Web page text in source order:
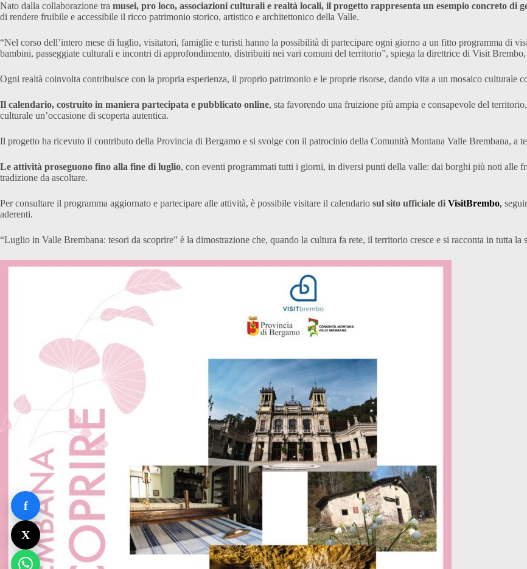
Nato dalla collaborazione tra musei, pro loco, associazioni culturali e realtà locali, il progetto rappresenta un esempio concreto di
di rendere fruibile e accessibile il ricco patrimonio storico, artistico e architettonico della Valle.
“Nel corso dell’intero mese di luglio, visitatori, famiglie e turisti hanno la possibilità di partecipare ogni giorno a un fitto programma di
bambini, passeggiate culturali e incontri di approfondimento, distribuiti nei vari comuni del territorio”, spiega la direttrice di Visit
Ogni realtà coinvolta contribuisce con la propria esperienza, il proprio patrimonio e le proprie risorse, dando vita a un mosaico culturale
Il calendario, costruito in maniera partecipata e pubblicato online, sta favorendo una fruizione più ampia e consapevole del
culturale un’occasione di scoperta autentica.
Il progetto ha ricevuto il contributo della Provincia di Bergamo e si svolge con il patrocinio della Comunità Montana Valle Brembana, a
Le attività proseguono fino alla fine di luglio, con eventi programmati tutti i giorni, in diversi punti della valle: dai borghi più noti alle
tradizione da ascoltare.
Per consultare il programma aggiornato e partecipare alle attività, è possibile visitare il calendario sul sito ufficiale di VisitBrembo,
aderenti.
“Luglio in Valle Brembana: tesori da scoprire” è la dimostrazione che, quando la cultura fa rete, il territorio cresce e si racconta in tutta
f
X